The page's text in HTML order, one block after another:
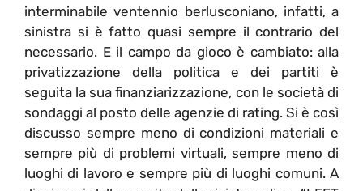
interminabile ventennio berlusconiano, infatti, a
sinistra si è fatto quasi sempre il contrario del
necessario. E il campo da gioco è cambiato: alla
privatizzazione della politica e dei partiti è
seguita la sua finanziarizzazione, con le società di
sondaggi al posto delle agenzie di rating. Si è così
discusso sempre meno di condizioni materiali e
sempre più di problemi virtuali, sempre meno di
luoghi di lavoro e sempre più di luoghi comuni. A